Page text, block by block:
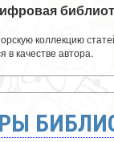
коллекцию
в качестве автора.